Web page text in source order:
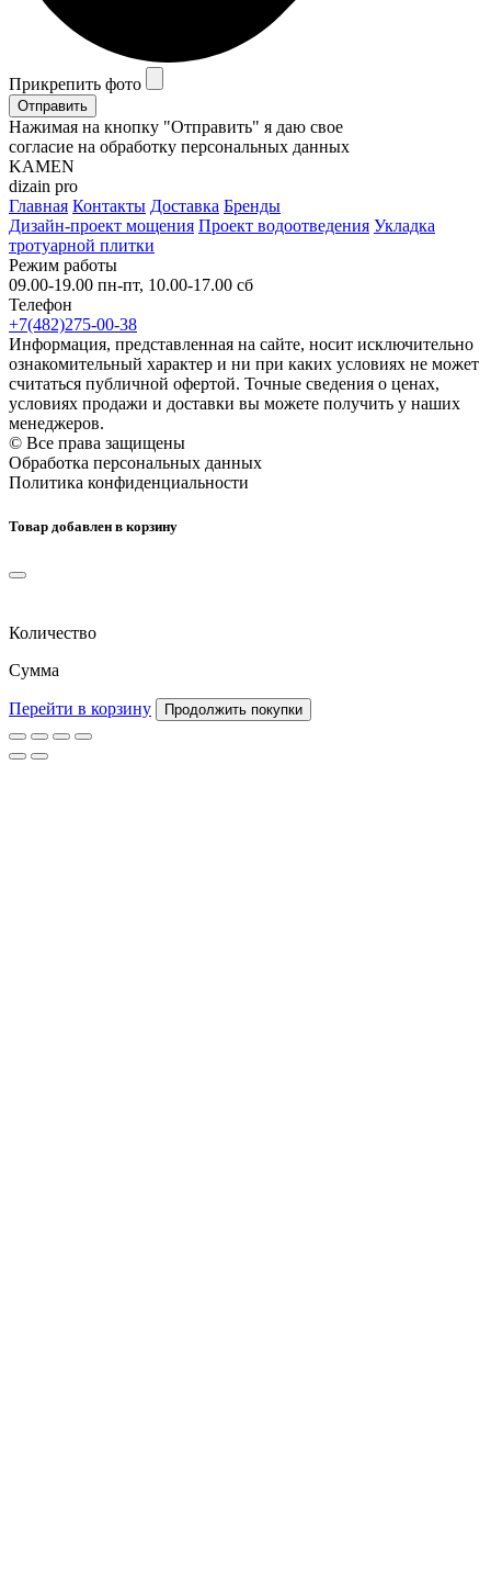
Прикрепить фото
Отправить
Нажимая на кнопку "Отправить" я даю свое
согласие на обработку персональных данных
KAMEN
dizain pro
Главная Контакты Доставка Бренды
Дизайн-проект мощения Проект водоотведения Укладка
тротуарной плитки
Режим работы
09.00-19.00 пн-пт, 10.00-17.00 сб
Телефон
+7(482)275-00-38
Информация, представленная на сайте, носит исключительно
ознакомительный характер и ни при каких условиях не может
считаться публичной офертой. Точные сведения о ценах,
условиях продажи и доставки вы можете получить у наших
менеджеров.
© Все права защищены
Обработка персональных данных
Политика конфиденциальности
Товар добавлен в корзину
Количество
Сумма
Перейти в корзину Продолжить покупки